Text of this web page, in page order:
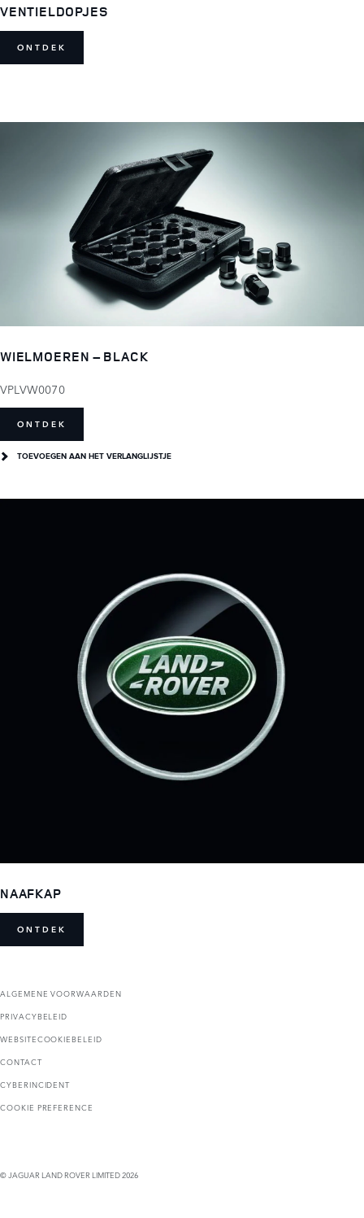
VENTIELDOPJES
ONTDEK
WIELMOEREN – BLACK
VPLVW0070
ONTDEK
TOEVOEGEN AAN HET VERLANGLIJSTJE
NAAFKAP
ONTDEK
ALGEMENE VOORWAARDEN
PRIVACYBELEID
WEBSITECOOKIEBELEID
CONTACT
CYBERINCIDENT
COOKIE PREFERENCE
© JAGUAR LAND ROVER LIMITED 2026